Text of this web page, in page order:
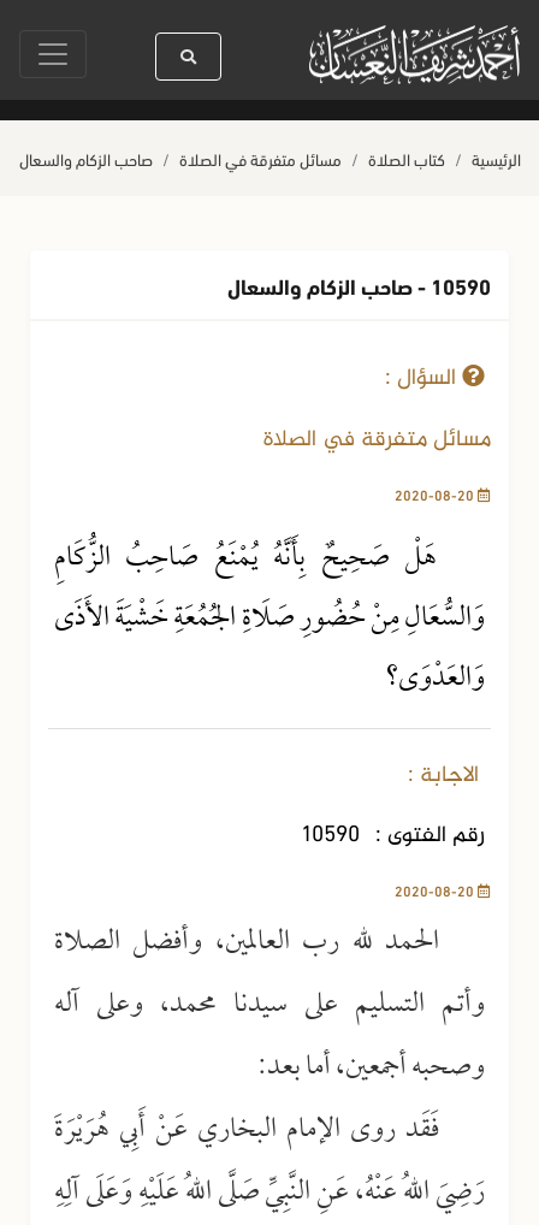
سيدنا رسول الله ﷺ كله رحمة صلاة آخر أربعاء من صفر حياة القلوب
الرئيسية كتاب الصلاة مسائل متفرقة في الصلاة صاحب الزكام والسعال
10590 - صاحب الزكام والسعال
السؤال :
مسائل متفرقة في الصلاة
هَلْ صَحِيحٌ بِأَنَّهُ يُمْنَعُ صَاحِبُ الزُّكَامِ
وَالسُّعَالِ مِنْ حُضُورِ صَلَاةِ الجُمُعَةِ خَشْيَةَ الأَذَى
وَالعَدْوَى؟
الاجابة :
رقم الفتوى : 10590
الحمد لله رب العالمين، وأفضل الصلاة
وأتم التسليم على سيدنا محمد، وعلى آله
وصحبه أجمعين، أما بعد:
فَقَد روى الإمام البخاري عَنْ أَبِي هُرَيْرَةَ
رَضِيَ اللهُ عَنْهُ، عَنِ النَّبِيِّ صَلَّى اللهُ عَلَيْهِ وَعَلَى آلِهِ